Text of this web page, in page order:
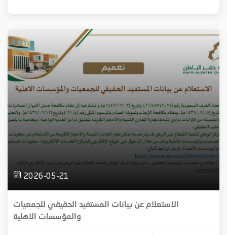
2026-05-21
الاستعلام عن بيانات المستفيد الحقيقي للجمعيات